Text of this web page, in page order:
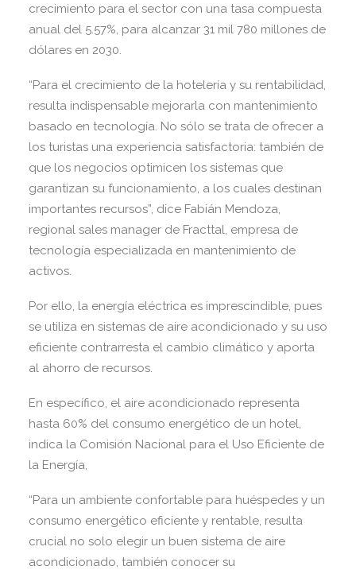
crecimiento para el sector con una tasa compuesta
anual del 5.57%, para alcanzar 31 mil 780 millones de
dólares en 2030.
“Para el crecimiento de la hotelería y su rentabilidad,
resulta indispensable mejorarla con mantenimiento
basado en tecnología. No sólo se trata de ofrecer a
los turistas una experiencia satisfactoria: también de
que los negocios optimicen los sistemas que
garantizan su funcionamiento, a los cuales destinan
importantes recursos”, dice Fabián Mendoza,
regional sales manager de Fracttal, empresa de
tecnología especializada en mantenimiento de
activos.
Por ello, la energía eléctrica es imprescindible, pues
se utiliza en sistemas de aire acondicionado y su uso
eficiente contrarresta el cambio climático y aporta
al ahorro de recursos.
En específico, el aire acondicionado representa
hasta 60% del consumo energético de un hotel,
indica la Comisión Nacional para el Uso Eficiente de
la Energía,
“Para un ambiente confortable para huéspedes y un
consumo energético eficiente y rentable, resulta
crucial no solo elegir un buen sistema de aire
acondicionado, también conocer su